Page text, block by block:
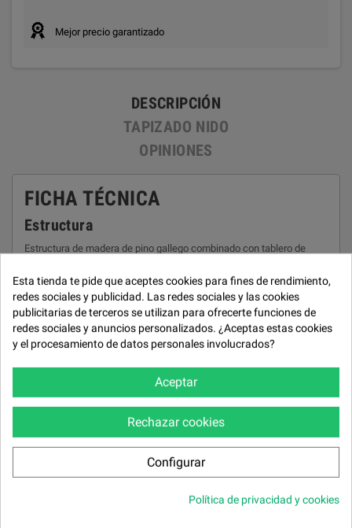
Mejor precio garantizado
DESCRIPCIÓN
TAPIZADO NIDO
OPINIONES
FICHA TÉCNICA
Estructura
Estructura de madera de pino gallego combinado con tablero de
Asiento
Bastidor de asiento en madera de haya.
Suspención asiento
Respaldo
Almohadones de fibra hueca en calidades antialérgicas, antiácaros
de la más alta calidad 7-32 virgen.
Botonera en el lateral del brazo del sofá. Motor con potencia de
elevación de hasta 145 kg.
Esta tienda te pide que aceptes cookies para fines de rendimiento,
redes sociales y publicidad. Las redes sociales y las cookies
publicitarias de terceros se utilizan para ofrecerte funciones de
redes sociales y anuncios personalizados. ¿Aceptas estas cookies
y el procesamiento de datos personales involucrados?
Aceptar
Rechazar cookies
Configurar
Política de privacidad y cookies